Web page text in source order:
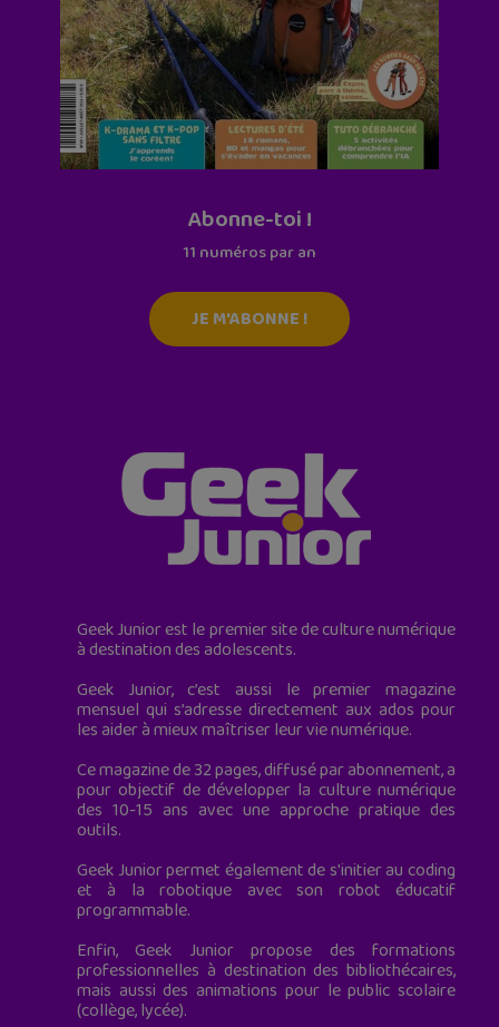
Abonne-toi !
11 numéros par an
JE M'ABONNE !
Geek Junior est le premier site de culture numérique
à destination des adolescents.
Geek Junior, c’est aussi le premier magazine
mensuel qui s’adresse directement aux ados pour
les aider à mieux maîtriser leur vie numérique.
Ce magazine de 32 pages, diffusé par abonnement, a
pour objectif de développer la culture numérique
des 10-15 ans avec une approche pratique des
outils.
Geek Junior permet également de s'initier au coding
et à la robotique avec son robot éducatif
programmable.
Enfin, Geek Junior propose des formations
professionnelles à destination des bibliothécaires,
mais aussi des animations pour le public scolaire
(collège, lycée).